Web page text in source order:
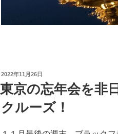
投
稿
日:
2022年11月26日
東京の忘年会を非
クルーズ！